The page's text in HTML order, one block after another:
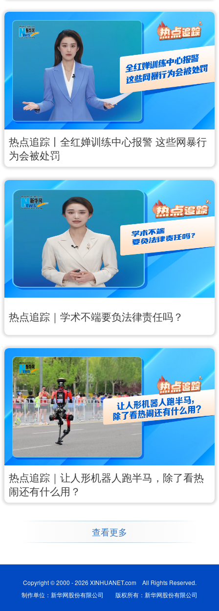
热点追踪丨全红婵训练中心报警 这些网暴行
为会被处罚
热点追踪｜学术不端要负法律责任吗？
热点追踪｜让人形机器人跑半马，除了看热
闹还有什么用？
查看更多
Copyright © 2000 - 2026 XINHUANET.com All Rights Reserved.
制作单位：新华网股份有限公司 版权所有：新华网股份有限公司